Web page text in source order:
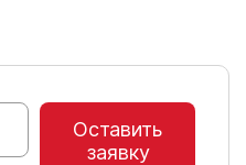
Оставить
заявку